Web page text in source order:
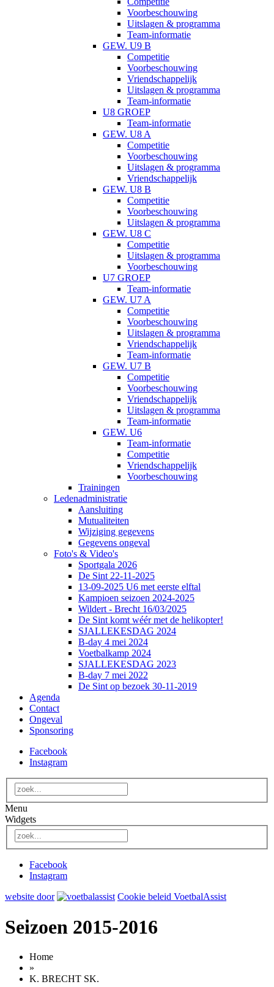
Voorbeschouwing
Uitslagen & programma
Team-informatie
GEW. U9 B
Competitie
Voorbeschouwing
Vriendschappelijk
Uitslagen & programma
Team-informatie
U8 GROEP
Team-informatie
GEW. U8 A
Competitie
Voorbeschouwing
Uitslagen & programma
Vriendschappelijk
GEW. U8 B
Competitie
Voorbeschouwing
Uitslagen & programma
GEW. U8 C
Competitie
Uitslagen & programma
Voorbeschouwing
U7 GROEP
Team-informatie
GEW. U7 A
Competitie
Voorbeschouwing
Uitslagen & programma
Vriendschappelijk
Team-informatie
GEW. U7 B
Competitie
Voorbeschouwing
Vriendschappelijk
Uitslagen & programma
Team-informatie
GEW. U6
Team-informatie
Competitie
Vriendschappelijk
Voorbeschouwing
Trainingen
Ledenadministratie
Aansluiting
Mutualiteiten
Wijziging gegevens
Gegevens ongeval
Foto's & Video's
Sportgala 2026
De Sint 22-11-2025
13-09-2025 U6 met eerste elftal
Kampioen seizoen 2024-2025
Wildert - Brecht 16/03/2025
De Sint komt wéér met de helikopter!
SJALLEKESDAG 2024
B-day 4 mei 2024
Voetbalkamp 2024
SJALLEKESDAG 2023
B-day 7 mei 2022
De Sint op bezoek 30-11-2019
Agenda
Contact
Ongeval
Sponsoring
Facebook
Instagram
Menu
Widgets
Facebook
Instagram
website door
Cookie beleid VoetbalAssist
Seizoen 2015-2016
Home
»
K. BRECHT SK.